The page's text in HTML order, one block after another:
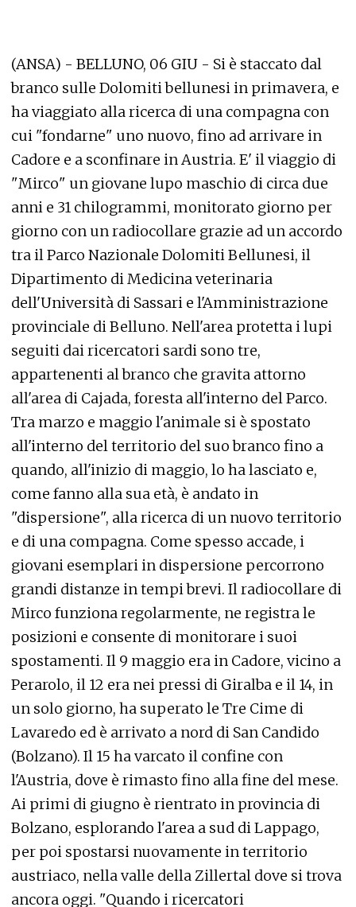
(ANSA) - BELLUNO, 06 GIU - Si è staccato dal
branco sulle Dolomiti bellunesi in primavera, e
ha viaggiato alla ricerca di una compagna con
cui "fondarne" uno nuovo, fino ad arrivare in
Cadore e a sconfinare in Austria. E' il viaggio di
"Mirco" un giovane lupo maschio di circa due
anni e 31 chilogrammi, monitorato giorno per
giorno con un radiocollare grazie ad un accordo
tra il Parco Nazionale Dolomiti Bellunesi, il
Dipartimento di Medicina veterinaria
dell'Università di Sassari e l'Amministrazione
provinciale di Belluno. Nell'area protetta i lupi
seguiti dai ricercatori sardi sono tre,
appartenenti al branco che gravita attorno
all'area di Cajada, foresta all'interno del Parco.
Tra marzo e maggio l'animale si è spostato
all'interno del territorio del suo branco fino a
quando, all'inizio di maggio, lo ha lasciato e,
come fanno alla sua età, è andato in
"dispersione", alla ricerca di un nuovo territorio
e di una compagna. Come spesso accade, i
giovani esemplari in dispersione percorrono
grandi distanze in tempi brevi. Il radiocollare di
Mirco funziona regolarmente, ne registra le
posizioni e consente di monitorare i suoi
spostamenti. Il 9 maggio era in Cadore, vicino a
Perarolo, il 12 era nei pressi di Giralba e il 14, in
un solo giorno, ha superato le Tre Cime di
Lavaredo ed è arrivato a nord di San Candido
(Bolzano). Il 15 ha varcato il confine con
l'Austria, dove è rimasto fino alla fine del mese.
Ai primi di giugno è rientrato in provincia di
Bolzano, esplorando l'area a sud di Lappago,
per poi spostarsi nuovamente in territorio
austriaco, nella valle della Zillertal dove si trova
ancora oggi. "Quando i ricercatori